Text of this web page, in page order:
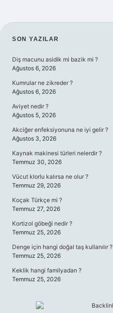
SIDEBAR
SON YAZILAR
Diş macunu asidik mi bazik mi ?
Ağustos 6, 2026
Kumrular ne zikreder ?
Ağustos 6, 2026
Aviyet nedir ?
Ağustos 5, 2026
Akciğer enfeksiyonuna ne iyi gelir ?
Ağustos 3, 2026
Kaynak makinesi türleri nelerdir ?
Temmuz 30, 2026
Vücut klorlu kalırsa ne olur ?
Temmuz 29, 2026
Koçak Türkçe mi ?
Temmuz 27, 2026
Kortizol göbeği nedir ?
Temmuz 25, 2026
Denge için hangi doğal taş kullanılır ?
Temmuz 25, 2026
Keklik hangi familyadan ?
Temmuz 25, 2026